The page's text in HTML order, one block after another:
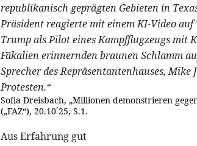
republikanisch geprägten Gebieten in
Präsident reagierte mit einem KI-Video
Trump als Pilot eines Kampfflugzeugs mit
Fäkalien erinnernden braunen Schlamm
Sprecher des Repräsentantenhauses,
Protesten.“
Sofia Dreisbach, „Millionen demonstrieren
(„FAZ“), 20.10´25, S.1.
Aus Erfahrung gut